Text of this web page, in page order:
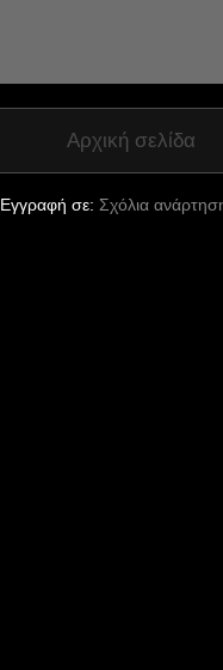
Αρχική σελίδα
Εγγραφή σε: Σχόλια